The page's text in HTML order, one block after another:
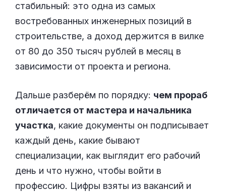
стабильный: это одна из самых
востребованных инженерных позиций в
строительстве, а доход держится в вилке
от 80 до 350 тысяч рублей в месяц в
зависимости от проекта и региона.
Дальше разберём по порядку: чем прораб
отличается от мастера и начальника
участка, какие документы он подписывает
каждый день, какие бывают
специализации, как выглядит его рабочий
день и что нужно, чтобы войти в
профессию. Цифры взяты из вакансий и